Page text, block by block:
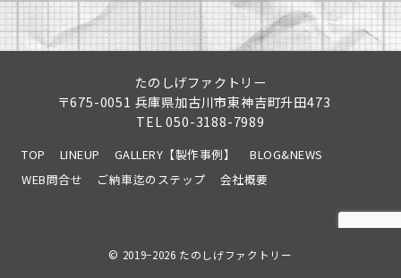
たのしげファクトリー
〒675-0051 兵庫県加古川市東神吉町升田473
TEL050-3188-7989
TOP LINEUP GALLERY【製作事例】
BLOG&NEWS
WEB問合せ
ご納車迄のステップ 会社概要
© 2019−2026 たのしげファクトリー